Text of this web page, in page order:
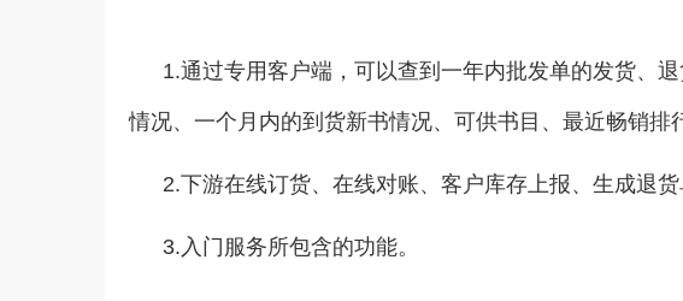
1.通过专用客户端，可以查到一年内批发单的发货、
情况、一个月内的到货新书情况、可供书目、最近畅销排
2.下游在线订货、在线对账、客户库存上报、生成退货
3.入门服务所包含的功能。